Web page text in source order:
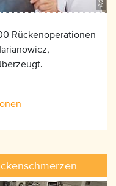
Rückenoperationen